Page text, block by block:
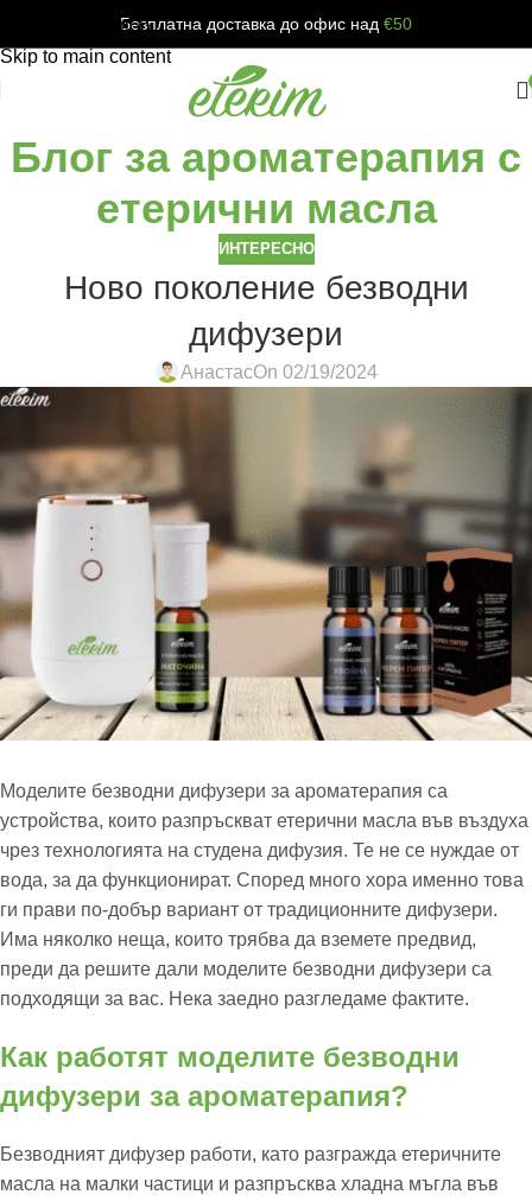
Skip to navigation
Skip to main content
Безплатна доставка до офис над €50
Блог за ароматерапия с
етерични масла
ИНТЕРЕСНО
Ново поколение безводни
дифузери
АнастасOn 02/19/2024
Моделите безводни дифузери за ароматерапия са
устройства, които разпръскват етерични масла във въздуха
чрез технологията на студена дифузия. Те не се нуждае от
вода, за да функционират. Според много хора именно това
ги прави по-добър вариант от традиционните дифузери.
Има няколко неща, които трябва да вземете предвид,
преди да решите дали моделите безводни дифузери са
подходящи за вас. Нека заедно разгледаме фактите.
Как работят моделите безводни
дифузери за ароматерапия?
Безводният дифузер работи, като разгражда етеричните
масла на малки частици и разпръсква хладна мъгла във